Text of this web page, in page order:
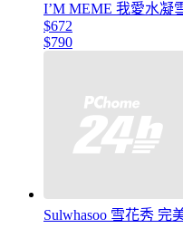
I’M MEME 我愛水凝
$672
$790
Sulwhasoo 雪花秀 完